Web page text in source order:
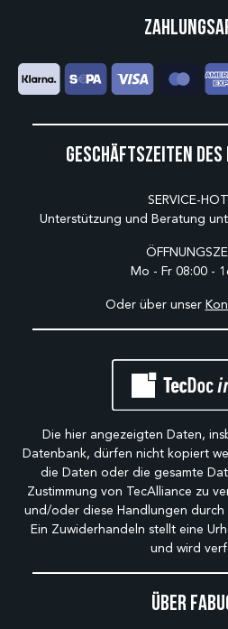
Über
Geschäftszeiten des
SERVICE-
Unterstützung und Beratung
Mo - Fr 08:00 -
Oder über unser
Die hier angezeigten Daten,
Datenbank, dürfen nicht kopiert
die Daten oder die gesamte
Zustimmung von TecAlliance zu
und/oder diese Handlungen durch
Ein Zuwiderhandeln stellt eine
und wird